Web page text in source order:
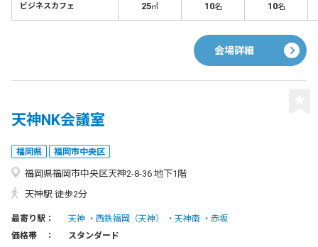
ビジネスカフェ 25㎡ 10名 10名
会場詳細
天神NK会議室
福岡県 福岡市中央区
福岡県福岡市中央区天神2-8-36 地下1階
天神駅 徒歩2分
最寄り駅： 天神 西鉄福岡（天神） 天神南
赤坂
価格帯 ：
スタンダード